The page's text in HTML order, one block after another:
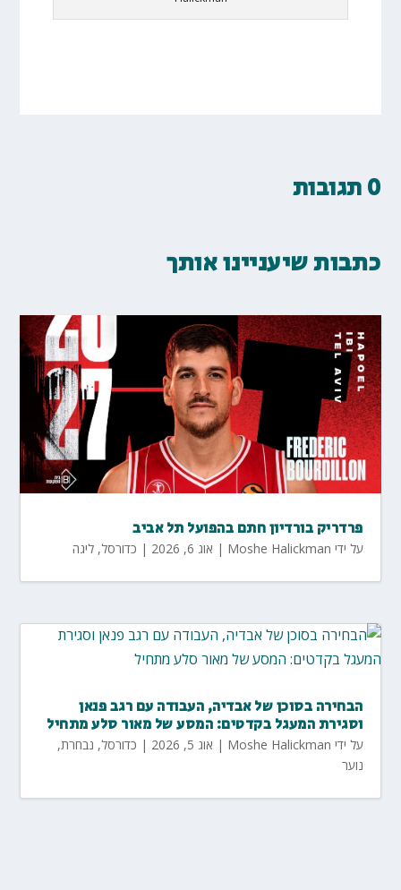
0 תגובות
כתבות שיעניינו אותך
פרדריק בורדיון חתם בהפועל תל אביב
על ידי Moshe Halickman
| אוג 6, 2026 | כדורסל,ליגה
הבחירה בסוכן של אבדיה, העבודה עם רגב פנאן
וסגירת המעגל בקדטים: המסע של מאור סלע מתחיל
על ידי Moshe Halickman
| אוג 5, 2026 | כדורסל, נבחרת,
נוער